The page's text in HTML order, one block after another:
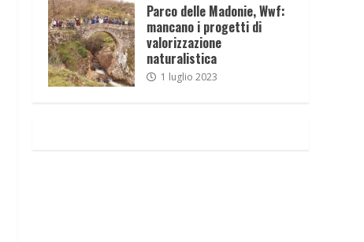
Parco delle Madonie, Wwf:
mancano i progetti di
valorizzazione
naturalistica
1 luglio 2023